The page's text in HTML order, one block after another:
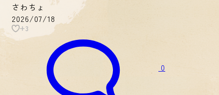
さわちょ
2026/07/18
+3
0